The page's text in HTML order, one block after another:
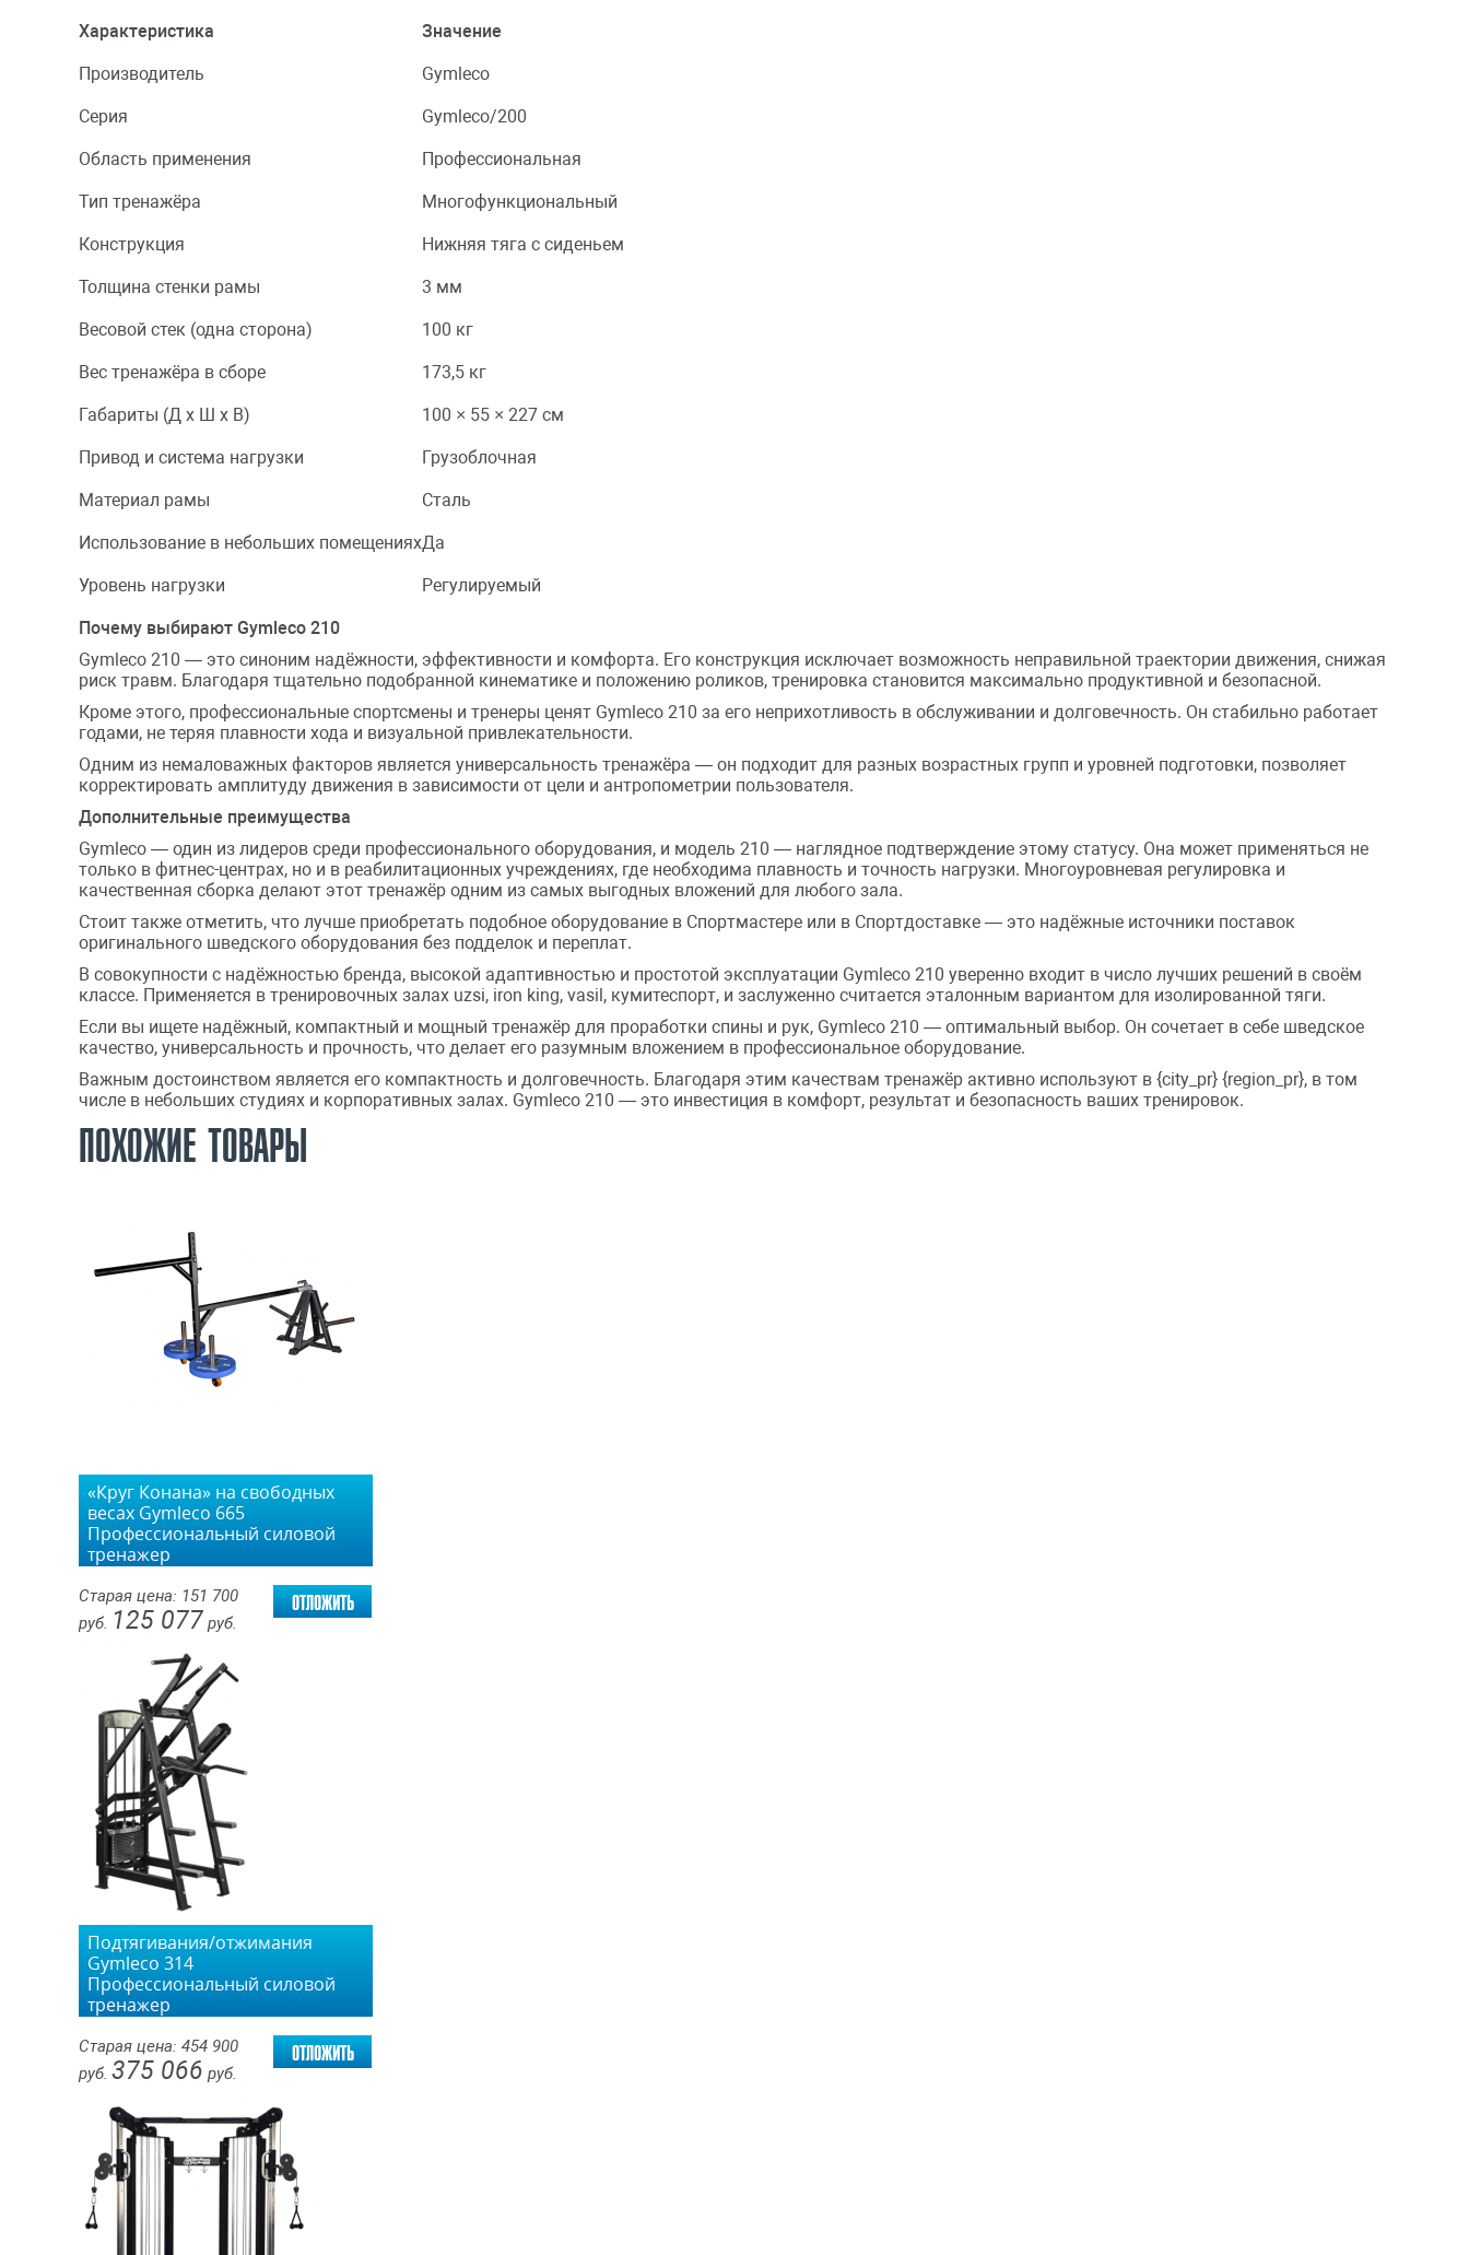
Характеристика Значение
Производитель Gymleco
Серия Gymleco/200
Область применения Профессиональная
Тип тренажёра Многофункциональный
Конструкция Нижняя тяга с сиденьем
Толщина стенки рамы 3 мм
Весовой стек (одна сторона) 100 кг
Вес тренажёра в сборе 173,5 кг
Габариты (Д x Ш x В) 100 × 55 × 227 см
Привод и система нагрузки Грузоблочная
Материал рамы Сталь
Использование в небольших помещенияхДа
Уровень нагрузки Регулируемый
Почему выбирают Gymleco 210
Gymleco 210 — это синоним надёжности, эффективности и комфорта. Его конструкция исключает возможность неправильной траектории движения, снижая
риск травм. Благодаря тщательно подобранной кинематике и положению роликов, тренировка становится максимально продуктивной и безопасной.
Кроме этого, профессиональные спортсмены и тренеры ценят Gymleco 210 за его неприхотливость в обслуживании и долговечность. Он стабильно работает
годами, не теряя плавности хода и визуальной привлекательности.
Одним из немаловажных факторов является универсальность тренажёра — он подходит для разных возрастных групп и уровней подготовки, позволяет
корректировать амплитуду движения в зависимости от цели и антропометрии пользователя.
Дополнительные преимущества
Gymleco — один из лидеров среди профессионального оборудования, и модель 210 — наглядное подтверждение этому статусу. Она может применяться не
только в фитнес-центрах, но и в реабилитационных учреждениях, где необходима плавность и точность нагрузки. Многоуровневая регулировка и
качественная сборка делают этот тренажёр одним из самых выгодных вложений для любого зала.
Стоит также отметить, что лучше приобретать подобное оборудование в Спортмастере или в Спортдоставке — это надёжные источники поставок
оригинального шведского оборудования без подделок и переплат.
В совокупности с надёжностью бренда, высокой адаптивностью и простотой эксплуатации Gymleco 210 уверенно входит в число лучших решений в своём
классе. Применяется в тренировочных залах uzsi, iron king, vasil, кумитеспорт, и заслуженно считается эталонным вариантом для изолированной тяги.
Если вы ищете надёжный, компактный и мощный тренажёр для проработки спины и рук, Gymleco 210 — оптимальный выбор. Он сочетает в себе шведское
качество, универсальность и прочность, что делает его разумным вложением в профессиональное оборудование.
Важным достоинством является его компактность и долговечность. Благодаря этим качествам тренажёр активно используют в {city_pr} {region_pr}, в том
числе в небольших студиях и корпоративных залах. Gymleco 210 — это инвестиция в комфорт, результат и безопасность ваших тренировок.
ПОХОЖИЕ ТОВАРЫ
«Круг Конана» на свободных
весах Gymleco 665
Профессиональный силовой
тренажер
Старая цена: 151 700
руб. 125 077 руб.
отложить
Подтягивания/отжимания
Gymleco 314
Профессиональный силовой
тренажер
Старая цена: 454 900
руб. 375 066 руб.
отложить